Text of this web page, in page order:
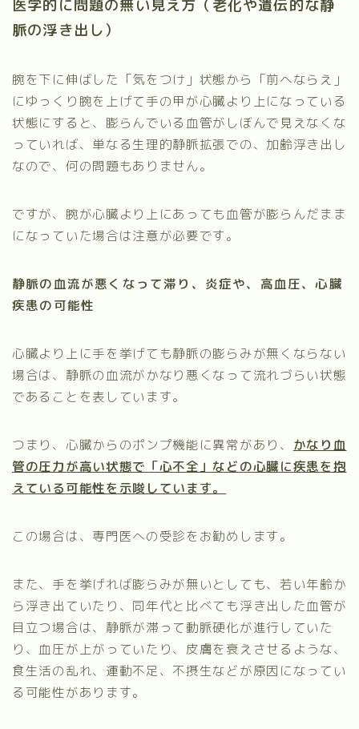
医学的に問題の無い見え方（老化や遺伝的な静
脈の浮き出し）
腕を下に伸ばした「気をつけ」状態から「前へならえ」
にゆっくり腕を上げて手の甲が心臓より上になっている
状態にすると、膨らんでいる血管がしぼんで見えなくな
っていれば、単なる生理的静脈拡張での、加齢浮き出し
なので、何の問題もありません。
ですが、腕が心臓より上にあっても血管が膨らんだまま
になっていた場合は注意が必要です。
静脈の血流が悪くなって滞り、炎症や、高血圧、心臓
疾患の可能性
心臓より上に手を挙げても静脈の膨らみが無くならない
場合は、静脈の血流がかなり悪くなって流れづらい状態
であることを表しています。
つまり、心臓からのポンプ機能に異常があり、 かなり血
管の圧力が高い状態で「心不全」などの心臓に疾患を抱
えている可能性を示唆しています。
この場合は、専門医への受診をお勧めします。
また、手を挙げれば膨らみが無いとしても、若い年齢か
ら浮き出ていたり、同年代と比べても浮き出した血管が
目立つ場合は、静脈が滞って動脈硬化が進行していた
り、血圧が上がっていたり、皮膚を衰えさせるような、
食生活の乱れ、運動不足、不摂生などが原因になってい
る可能性があります。